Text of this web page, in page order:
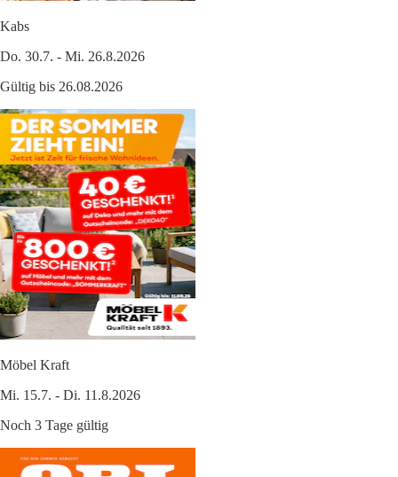
Kabs
Do. 30.7. - Mi. 26.8.2026
Gültig bis 26.08.2026
Möbel Kraft
Mi. 15.7. - Di. 11.8.2026
Noch 3 Tage gültig